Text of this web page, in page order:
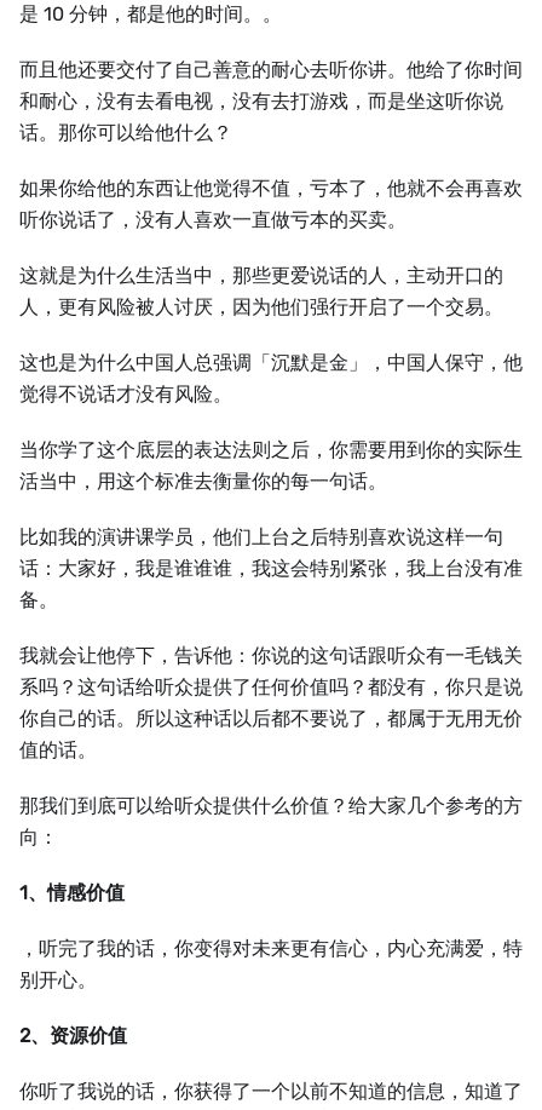
是 10 分钟，都是他的时间。。
而且他还要交付了自己善意的耐心去听你讲。他给了你时间
和耐心，没有去看电视，没有去打游戏，而是坐这听你说
话。那你可以给他什么？
如果你给他的东西让他觉得不值，亏本了，他就不会再喜欢
听你说话了，没有人喜欢一直做亏本的买卖。
这就是为什么生活当中，那些更爱说话的人，主动开口的
人，更有风险被人讨厌，因为他们强行开启了一个交易。
这也是为什么中国人总强调「沉默是金」，中国人保守，他
觉得不说话才没有风险。
当你学了这个底层的表达法则之后，你需要用到你的实际生
活当中，用这个标准去衡量你的每一句话。
比如我的演讲课学员，他们上台之后特别喜欢说这样一句
话：大家好，我是谁谁谁，我这会特别紧张，我上台没有准
备。
我就会让他停下，告诉他：你说的这句话跟听众有一毛钱关
系吗？这句话给听众提供了任何价值吗？都没有，你只是说
你自己的话。所以这种话以后都不要说了，都属于无用无价
值的话。
那我们到底可以给听众提供什么价值？给大家几个参考的方
向：
1、情感价值
，听完了我的话，你变得对未来更有信心，内心充满爱，特
别开心。
2、资源价值
你听了我说的话，你获得了一个以前不知道的信息，知道了